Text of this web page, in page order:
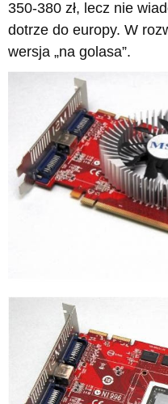
350-380 zł, lecz nie
dotrze do europy. W
wersja „na golasa”.